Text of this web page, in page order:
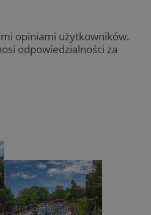
opiniami użytkowników.
odpowiedzialności za